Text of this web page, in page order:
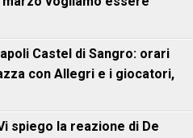
Castel di Sangro: orari
con Allegri e i giocatori,
spiego la reazione di De